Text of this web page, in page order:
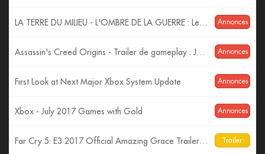
Annonces
Annonces
Annonces
First Look at Next Major Xbox System Update
Annonces
Xbox - July 2017 Games with Gold
Trailer